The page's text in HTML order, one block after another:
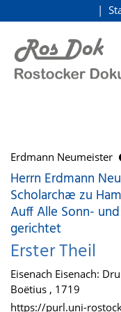
zum Inhalt
Erdmann Neumeister
Herrn Erdmann
Scholarchæ zu
Auff Alle Sonn-
gerichtet
Erster Theil
Eisenach Eisenach:
Boëtius , 1719
https://purl.uni-